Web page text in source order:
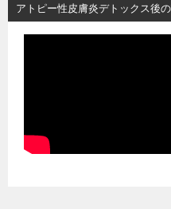
アトピー性皮膚炎デトックス後